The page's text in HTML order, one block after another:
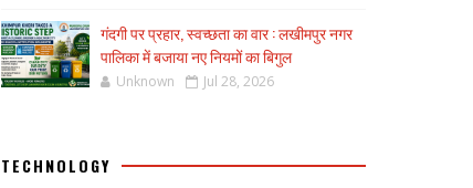
गंदगी पर प्रहार, स्वच्छता का वार : लखीमपुर नगर
पालिका में बजाया नए नियमों का बिगुल
Unknown Jul 28, 2026
TECHNOLOGY